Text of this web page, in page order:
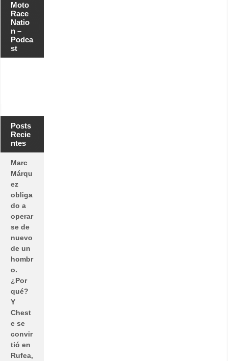
Moto
Race
Natio
n –
Podca
st
Posts
Recie
ntes
Marc
Márqu
ez
obliga
do a
operar
se de
nuevo
de un
hombr
o.
¿Por
qué?
Y
Chest
e se
convir
tió en
Rufea,